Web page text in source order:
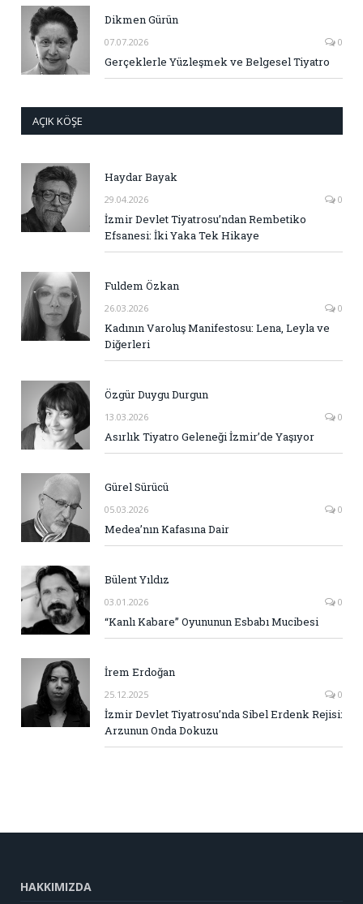
Dikmen Gürün
07.07.2026 0
Gerçeklerle Yüzleşmek ve Belgesel Tiyatro
AÇIK KÖŞE
Haydar Bayak
29.04.2026 0
İzmir Devlet Tiyatrosu’ndan Rembetiko
Efsanesi: İki Yaka Tek Hikaye
Fuldem Özkan
26.03.2026 0
Kadının Varoluş Manifestosu: Lena, Leyla ve
Diğerleri
Özgür Duygu Durgun
13.03.2026 0
Asırlık Tiyatro Geleneği İzmir’de Yaşıyor
Gürel Sürücü
05.03.2026 0
Medea’nın Kafasına Dair
Bülent Yıldız
03.01.2026 0
“Kanlı Kabare” Oyununun Esbabı Mucibesi
İrem Erdoğan
25.12.2025 0
İzmir Devlet Tiyatrosu’nda Sibel Erdenk Rejisi:
Arzunun Onda Dokuzu
HAKKIMIZDA